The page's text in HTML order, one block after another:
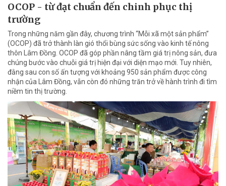
OCOP - từ đạt chuẩn đến chinh phục thị
trường
Trong những năm gần đây, chương trình “Mỗi xã một sản phẩm”
(OCOP) đã trở thành làn gió thổi bùng sức sống vào kinh tế nông
thôn Lâm Đồng. OCOP đã góp phần nâng tầm giá trị nông sản, đưa
chúng bước vào chuỗi giá trị hiện đại với diện mạo mới. Tuy nhiên,
đằng sau con số ấn tượng với khoảng 950 sản phẩm được công
nhận của Lâm Đồng, vẫn còn đó những trăn trở về hành trình đi tìm
niềm tin thị trường.